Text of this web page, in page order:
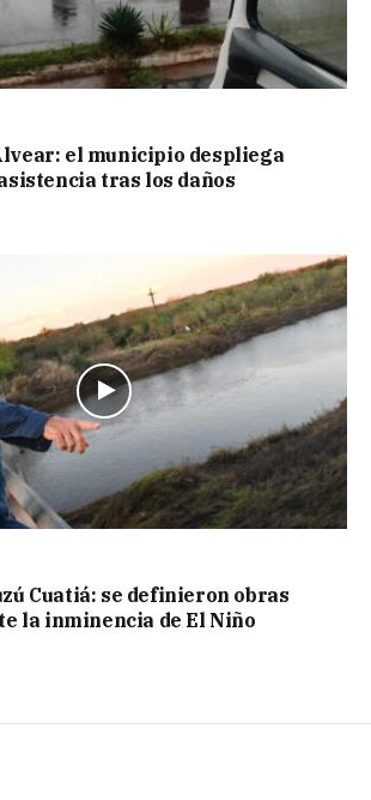
el municipio despliega
tras los daños
Cuatiá: se definieron obras
la inminencia de El Niño